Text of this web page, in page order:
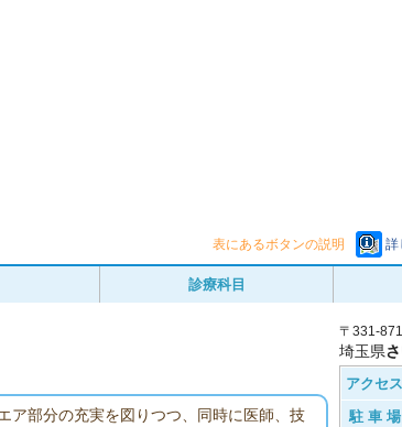
表にあるボタンの説明 詳
診療科目
ア部分の充実を図りつつ、同時に医師、技
〒331-
埼玉県
アクセス
駐 車 場